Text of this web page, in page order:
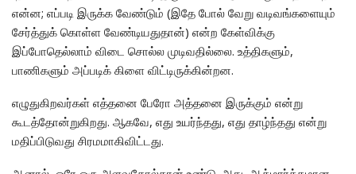
என்ன; எப்படி இருக்க வேண்டும் (இதே போல் வேறு வடிவங்களையும்
சேர்த்துக் கொள்ள வேண்டியதுதான்) என்ற கேள்விக்கு
இப்போதெல்லாம் விடை சொல்ல முடிவதில்லை. உத்திகளும்,
பாணிகளும் அப்படிக் கிளை விட்டிருக்கின்றன.
எழுதுகிறவர்கள் எத்தனை பேரோ அத்தனை இருக்கும் என்று
கூடத்தோன்றுகிறது. ஆகவே, எது உயர்ந்தது, எது தாழ்ந்தது என்று
மதிப்பிடுவது சிரமமாகிவிட்டது.